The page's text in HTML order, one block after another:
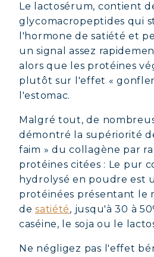
Le lactosérum, contient
glycomacropeptides qui
l'hormone de satiété et
un signal assez
alors que les protéines
plutôt sur l'effet «
l'estomac.
Malgré tout, de
démontré la supériorité
faim » du collagène par
protéines citées : Le pur
hydrolysé en poudre est
protéinées présentant le
desatiété, jusqu'à 30 à
caséine, le soja ou le
Ne négligez pas l'effet